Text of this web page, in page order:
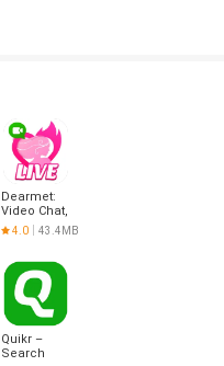
Dearmet:
Video Chat,
Live Talk
4.0 43.4MB
Quikr –
Search